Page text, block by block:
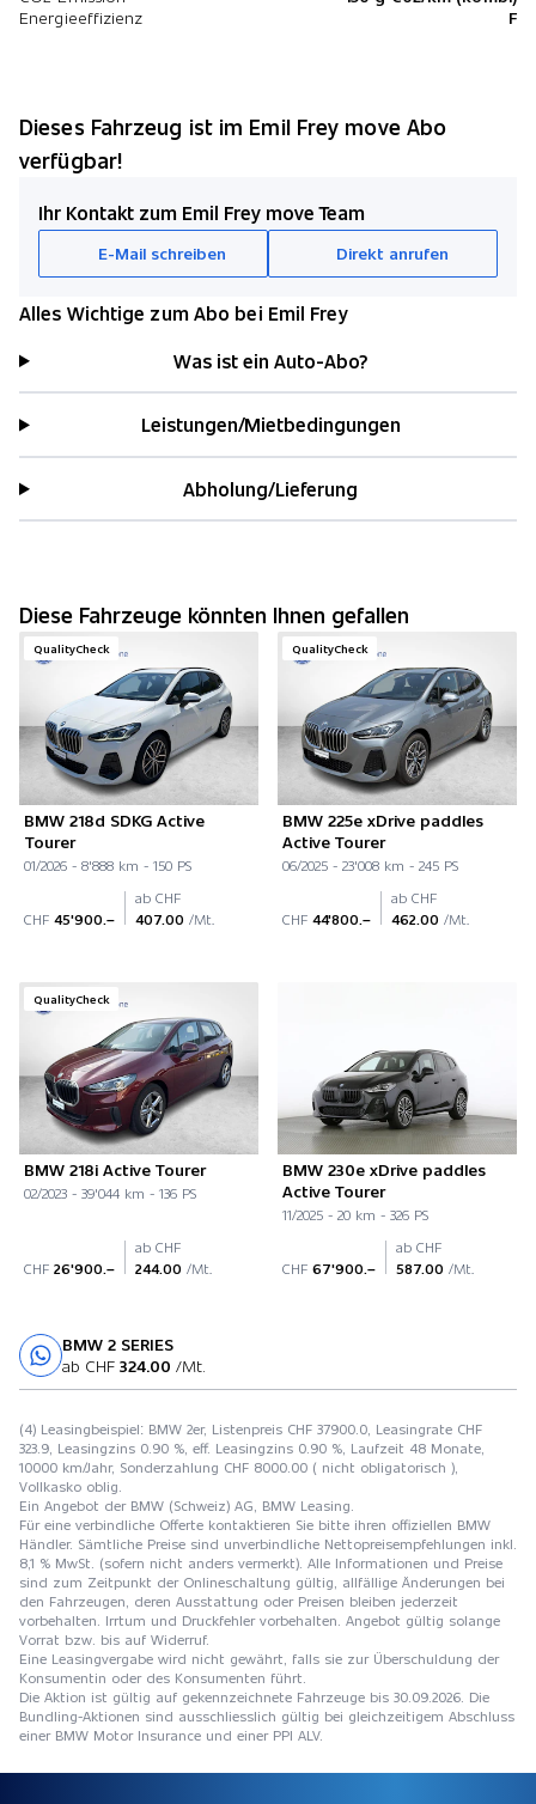
Energieeffizienz
F
Dieses Fahrzeug ist im Emil Frey move Abo
verfügbar!
Ihr Kontakt zum Emil Frey move Team
E-Mail schreiben Direkt anrufen
Alles Wichtige zum Abo bei Emil Frey
Was ist ein Auto-Abo?
Leistungen/Mietbedingungen
Abholung/Lieferung
Diese Fahrzeuge könnten Ihnen gefallen
QualityCheck
BMW 218d SDKG Active
Tourer
01/2026 - 8'888 km - 150 PS
CHF 45'900.–
ab CHF
407.00 /Mt.
QualityCheck
BMW 225e xDrive paddles
Active Tourer
06/2025 - 23'008 km - 245 PS
CHF 44'800.–
ab CHF
462.00 /Mt.
QualityCheck
BMW 218i Active Tourer
02/2023 - 39'044 km - 136 PS
CHF 26'900.–
ab CHF
244.00 /Mt.
BMW 230e xDrive paddles
Active Tourer
11/2025 - 20 km - 326 PS
CHF 67'900.–
ab CHF
587.00 /Mt.
BMW 2 SERIES
ab CHF 324.00 /Mt.
(4) Leasingbeispiel: BMW 2er, Listenpreis CHF 37900.0, Leasingrate CHF
323.9, Leasingzins 0.90 %, eff. Leasingzins 0.90 %, Laufzeit 48 Monate,
10000 km/Jahr, Sonderzahlung CHF 8000.00 ( nicht obligatorisch ),
Vollkasko oblig.
Ein Angebot der BMW (Schweiz) AG, BMW Leasing.
Für eine verbindliche Offerte kontaktieren Sie bitte ihren offiziellen BMW
Händler. Sämtliche Preise sind unverbindliche Nettopreisempfehlungen inkl.
8,1 % MwSt. (sofern nicht anders vermerkt). Alle Informationen und Preise
sind zum Zeitpunkt der Onlineschaltung gültig, allfällige Änderungen bei
den Fahrzeugen, deren Ausstattung oder Preisen bleiben jederzeit
vorbehalten. Irrtum und Druckfehler vorbehalten. Angebot gültig solange
Vorrat bzw. bis auf Widerruf.
Eine Leasingvergabe wird nicht gewährt, falls sie zur Überschuldung der
Konsumentin oder des Konsumenten führt.
Die Aktion ist gültig auf gekennzeichnete Fahrzeuge bis 30.09.2026. Die
Bundling-Aktionen sind ausschliesslich gültig bei gleichzeitigem Abschluss
einer BMW Motor Insurance und einer PPI ALV.